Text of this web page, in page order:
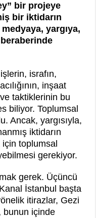
bir projeye
bir iktidarın
yargıya,
israfın,
inşaat
taktiklerinin bu
biliyor. Toplumsal
Ancak, yargısıyla,
iktidarın
toplumsal
gerekiyor.
gerek. Üçüncü
İstanbul başta
itirazlar, Gezi
bunun içinde